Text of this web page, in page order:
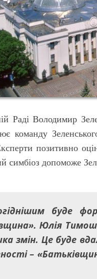
Раді Володимир
команду
позитивно
симбіоз допоможе
буде
Юлія
змін. Це буде
–